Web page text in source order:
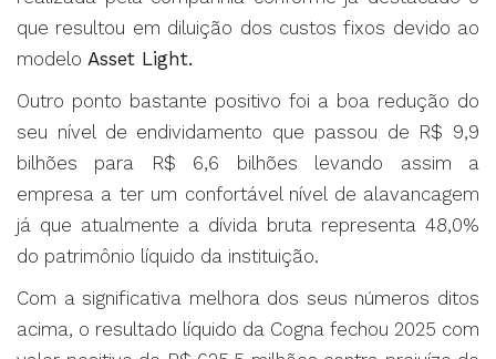
que resultou em diluição dos custos fixos devido ao
modelo Asset Light.
Outro ponto bastante positivo foi a boa redução do
seu nível de endividamento que passou de R$ 9,9
bilhões para R$ 6,6 bilhões levando assim a
empresa a ter um confortável nível de alavancagem
já que atualmente a dívida bruta representa 48,0%
do patrimônio líquido da instituição.
Com a significativa melhora dos seus números ditos
acima, o resultado líquido da Cogna fechou 2025 com